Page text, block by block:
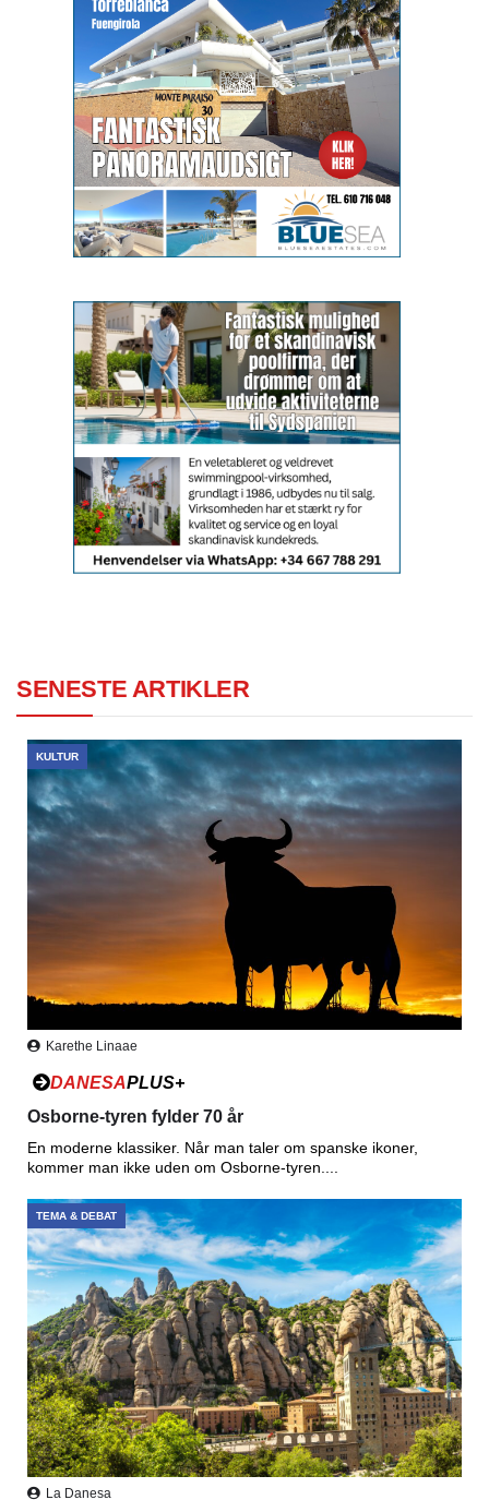
SENESTE ARTIKLER
KULTUR
Karethe Linaae
DANESAPLUS+
Osborne-tyren fylder 70 år
En moderne klassiker. Når man taler om spanske ikoner,
kommer man ikke uden om Osborne-tyren....
TEMA & DEBAT
La Danesa